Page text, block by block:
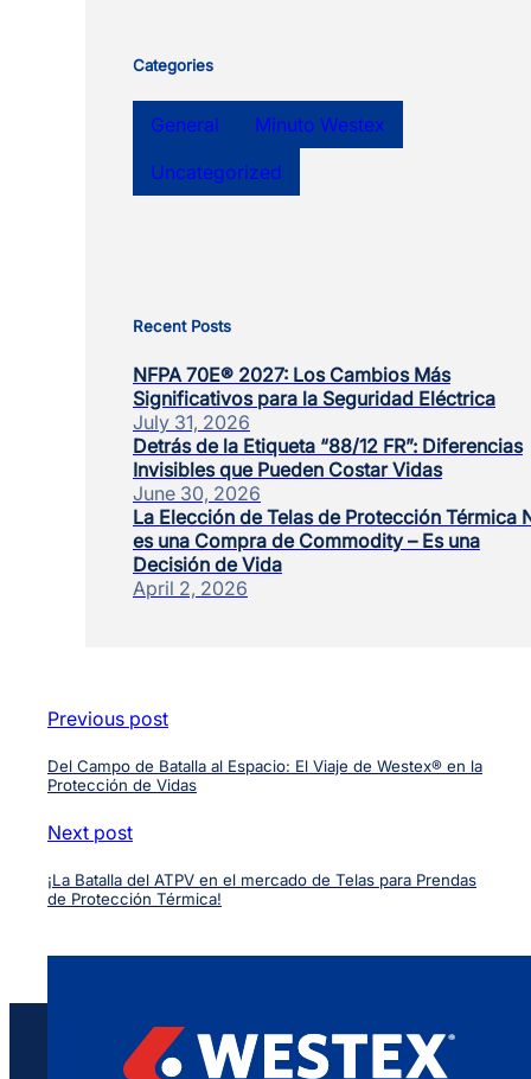
Categories
General
Minuto Westex
Uncategorized
Recent Posts
NFPA 70E® 2027: Los Cambios Más
Significativos para la Seguridad Eléctrica
July 31, 2026
Detrás de la Etiqueta “88/12 FR”: Diferencias
Invisibles que Pueden Costar Vidas
June 30, 2026
La Elección de Telas de Protección Térmica
es una Compra de Commodity – Es una
Decisión de Vida
April 2, 2026
Previous post
Del Campo de Batalla al Espacio: El Viaje de Westex® en la
Protección de Vidas
Next post
¡La Batalla del ATPV en el mercado de Telas para Prendas
de Protección Térmica!